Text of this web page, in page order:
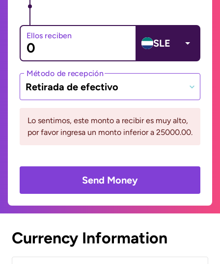
Ellos reciben
SLE
Método de recepción
Retirada de efectivo
Lo sentimos, este monto a recibir es muy alto,
por favor ingresa un monto inferior a 25000.00.
Send Money
Currency Information